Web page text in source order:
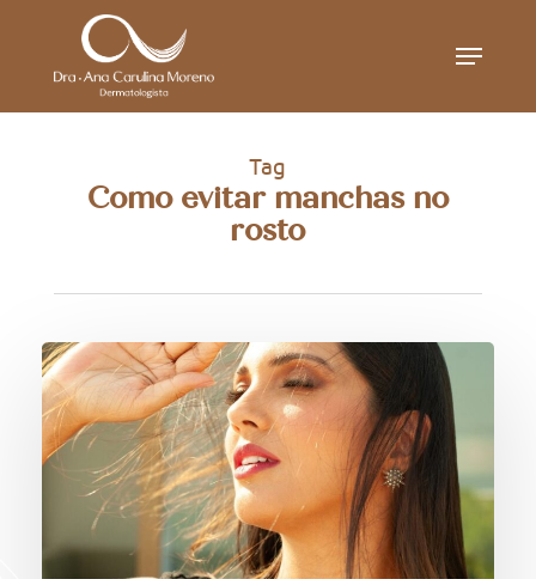
Menu
Tag
Como evitar manchas no
rosto